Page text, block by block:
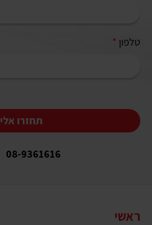
טלפון *
תחזרו אלי
08-9361616
ראשי